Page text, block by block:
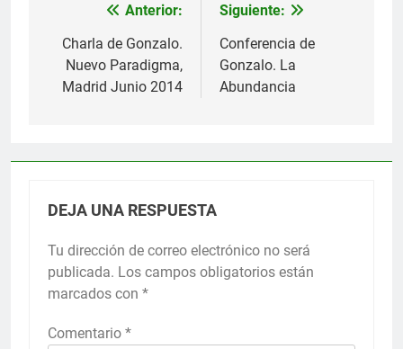
Navegación
de
entradas
Anterior:
Charla de Gonzalo.
Nuevo Paradigma,
Madrid Junio 2014
Siguiente:
Conferencia de
Gonzalo. La
Abundancia
DEJA UNA RESPUESTA
Tu dirección de correo electrónico no será
publicada. Los campos obligatorios están
marcados con *
Comentario *